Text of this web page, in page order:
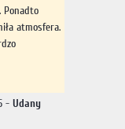
Ponadto
atmosfera.
- Udany